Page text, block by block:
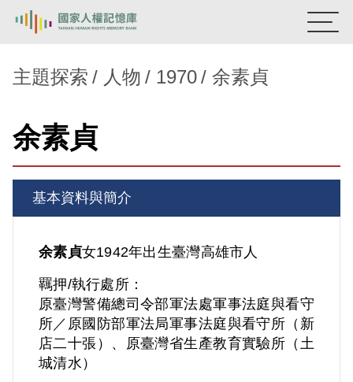
新生訓導處
主題探索
背景知識
關於我們
意見信箱
主題探索 人物 1970 余素貞
余素貞
基本資料與簡介
余素貞女1942年出生臺灣高雄市人
羈押/執行處所：
原臺灣警備總司令部軍法處軍事法庭與看守
所／原國防部軍法局軍事法庭與看守所（新
店二十張）、原臺灣省生產教育實驗所（土
城清水）